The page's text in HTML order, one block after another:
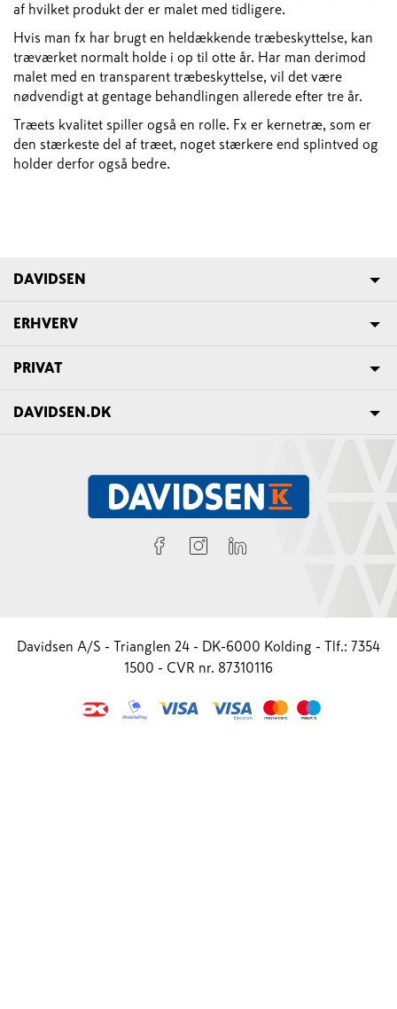
af hvilket produkt der er malet med tidligere.
Hvis man fx har brugt en heldækkende træbeskyttelse, kan
træværket normalt holde i op til otte år. Har man derimod
malet med en transparent træbeskyttelse, vil det være
nødvendigt at gentage behandlingen allerede efter tre år.
Træets kvalitet spiller også en rolle. Fx er kernetræ, som er
den stærkeste del af træet, noget stærkere end splintved og
holder derfor også bedre.
DAVIDSEN
ERHVERV
PRIVAT
DAVIDSEN.DK
Davidsen A/S - Trianglen 24 - DK-6000 Kolding - Tlf.: 7354
1500 - CVR nr. 87310116